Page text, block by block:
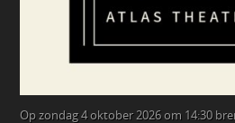
Op zondag 4 oktober 2026 om 14:30